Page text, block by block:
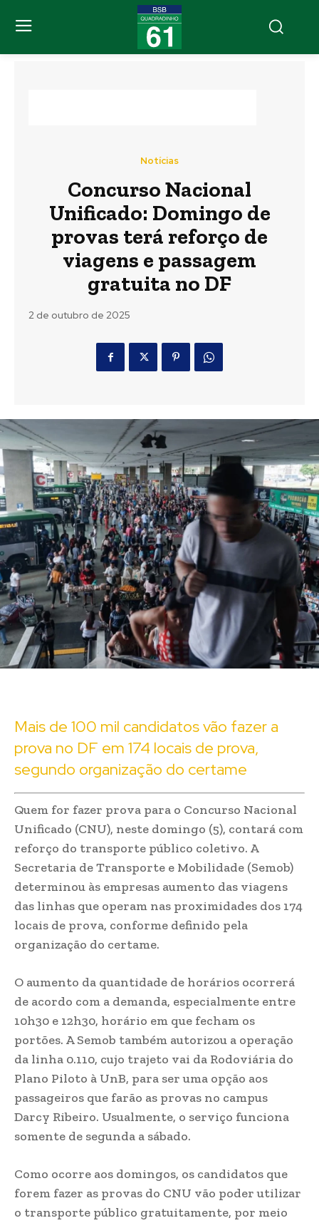
Notícias
Concurso Nacional
Unificado: Domingo de
provas terá reforço de
viagens e passagem
gratuita no DF
2 de outubro de 2025
Mais de 100 mil candidatos vão fazer a
prova no DF em 174 locais de prova,
segundo organização do certame
Quem for fazer prova para o Concurso Nacional
Unificado (CNU), neste domingo (5), contará com
reforço do transporte público coletivo. A
Secretaria de Transporte e Mobilidade (Semob)
determinou às empresas aumento das viagens
das linhas que operam nas proximidades dos 174
locais de prova, conforme definido pela
organização do certame.
O aumento da quantidade de horários ocorrerá
de acordo com a demanda, especialmente entre
10h30 e 12h30, horário em que fecham os
portões. A Semob também autorizou a operação
da linha 0.110, cujo trajeto vai da Rodoviária do
Plano Piloto à UnB, para ser uma opção aos
passageiros que farão as provas no campus
Darcy Ribeiro. Usualmente, o serviço funciona
somente de segunda a sábado.
Como ocorre aos domingos, os candidatos que
forem fazer as provas do CNU vão poder utilizar
o transporte público gratuitamente, por meio